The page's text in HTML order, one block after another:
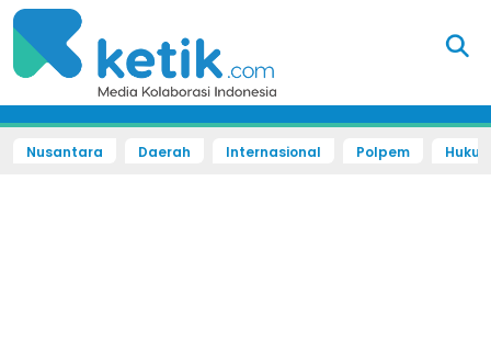
Nusantara Daerah Internasional Polpem